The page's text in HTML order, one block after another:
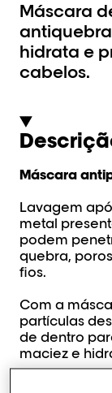
Máscara
hidrata e
cabelos.
Máscara
Lavagem
metal
podem
quebra,
fios.
Com a
partículas
de dentro
maciez e